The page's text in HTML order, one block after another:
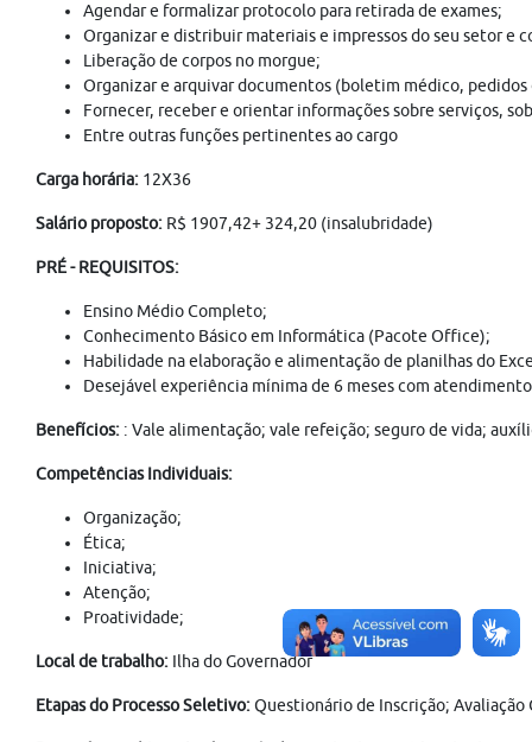
Agendar e formalizar protocolo para retirada de exames;
Organizar e distribuir materiais e impressos do seu setor e
Liberação de corpos no morgue;
Organizar e arquivar documentos (boletim médico,
Fornecer, receber e orientar informações sobre serviços,
Entre outras funções pertinentes ao cargo
Carga horária: 12X36
Salário proposto: R$ 1907,42+ 324,20 (insalubridade)
PRÉ - REQUISITOS:
Ensino Médio Completo;
Conhecimento Básico em Informática (Pacote Office);
Habilidade na elaboração e alimentação de planilhas do
Desejável experiência mínima de 6 meses com
Benefícios: : Vale alimentação; vale refeição; seguro de vida;
Competências Individuais:
Organização;
Ética;
Iniciativa;
Atenção;
Proatividade;
Local de trabalho: Ilha do Governador
Etapas do Processo Seletivo:Questionário de Inscrição;